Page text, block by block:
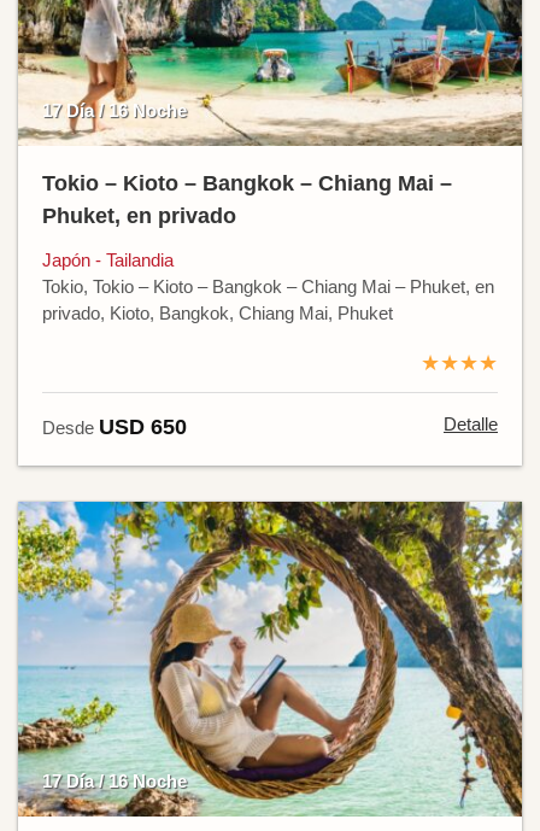
17 Día / 16 Noche
Tokio – Kioto – Bangkok – Chiang Mai –
Phuket, en privado
Japón - Tailandia
Tokio, Tokio – Kioto – Bangkok – Chiang Mai – Phuket, en
privado, Kioto, Bangkok, Chiang Mai, Phuket
★★★★
Desde USD 650 Detalle
17 Día / 16 Noche